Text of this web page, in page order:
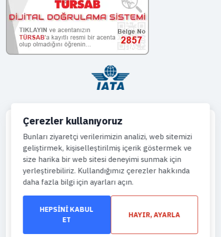
Telefon
444 43 64
WhatsApp
Eposta
info@gemiturlari.com
Çerezler kullanıyoruz
Bunları ziyaretçi verilerimizin analizi, web sitemizi
geliştirmek, kişiselleştirilmiş içerik göstermek ve
size harika bir web sitesi deneyimi sunmak için
yerleştirebiliriz. Kullandığımız çerezler hakkında
daha fazla bilgi için ayarları açın.
HEPSINI KABUL
ET
HAYIR, AYARLA